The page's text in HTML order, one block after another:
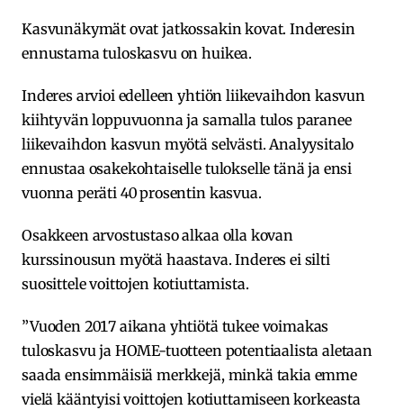
Kasvunäkymät ovat jatkossakin kovat. Inderesin
ennustama tuloskasvu on huikea.
Inderes arvioi edelleen yhtiön liikevaihdon kasvun
kiihtyvän loppuvuonna ja samalla tulos paranee
liikevaihdon kasvun myötä selvästi. Analyysitalo
ennustaa osakekohtaiselle tulokselle tänä ja ensi
vuonna peräti 40 prosentin kasvua.
Osakkeen arvostustaso alkaa olla kovan
kurssinousun myötä haastava. Inderes ei silti
suosittele voittojen kotiuttamista.
”Vuoden 2017 aikana yhtiötä tukee voimakas
tuloskasvu ja HOME-tuotteen potentiaalista aletaan
saada ensimmäisiä merkkejä, minkä takia emme
vielä kääntyisi voittojen kotiuttamiseen korkeasta